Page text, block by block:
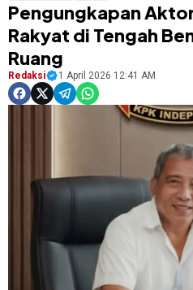
Pengungkapan
Rakyat di Tengah
Ruang
Redaksi 1 April 2026 12:41 AM